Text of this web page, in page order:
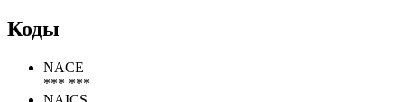
Коды
NACE
*** ***